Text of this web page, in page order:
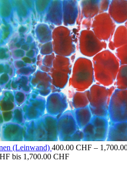
(Leinwand) 400.00 CHF –
bis 1,700.00 CHF